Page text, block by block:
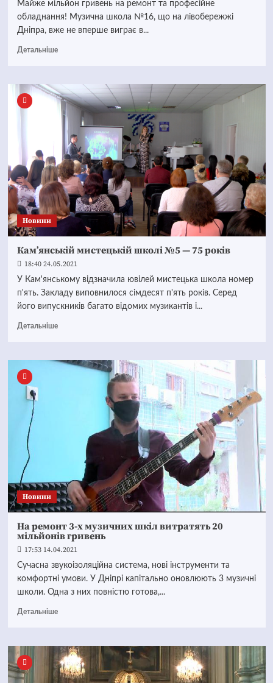
Майже мільйон гривень на ремонт та професійне
обладнання! Музична школа №16, що на лівобережжі
Дніпра, вже не вперше виграє в...
Детальніше
Новини
Кам’янській мистецькій школі №5 — 75 років
18:40 24.05.2021
У Кам'янському відзначила ювілей мистецька школа номер
п'ять. Закладу виповнилося сімдесят п'ять років. Серед
його випускників багато відомих музикантів і...
Детальніше
Новини
На ремонт 3-х музичних шкіл витратять 20
мільйонів гривень
17:53 14.04.2021
Сучасна звукоізоляційна система, нові інструменти та
комфортні умови. У Дніпрі капітально оновлюють 3 музичні
школи. Одна з них повністю готова,...
Детальніше